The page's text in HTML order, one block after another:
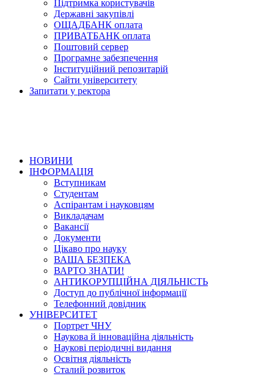
Підтримка користувачів
Державні закупівлі
ОЩАДБАНК оплата
ПРИВАТБАНК оплата
Поштовий сервер
Програмне забезпечення
Інституційний репозитарій
Сайти університету
Запитати у ректора
НОВИНИ
ІНФОРМАЦІЯ
Вступникам
Студентам
Аспірантам і науковцям
Викладачам
Вакансії
Документи
Цікаво про науку
ВАША БЕЗПЕКА
ВАРТО ЗНАТИ!
АНТИКОРУПЦІЙНА ДІЯЛЬНІСТЬ
Доступ до публічної інформації
Телефонний довідник
УНІВЕРСИТЕТ
Портрет ЧНУ
Наукова й інноваційна діяльність
Наукові періодичні видання
Освітня діяльність
Сталий розвиток